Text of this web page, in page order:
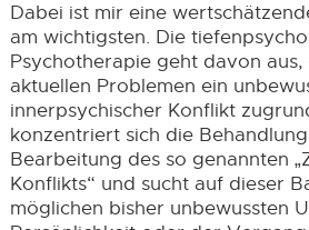
Dabei ist mir eine
am wichtigsten. Die
Psychotherapie geht davon aus,
aktuellen Problemen ein
innerpsychischer Konflikt
konzentriert sich die
Bearbeitung des so genannten
Konflikts“ und sucht auf dieser
möglichen bisher unbewussten